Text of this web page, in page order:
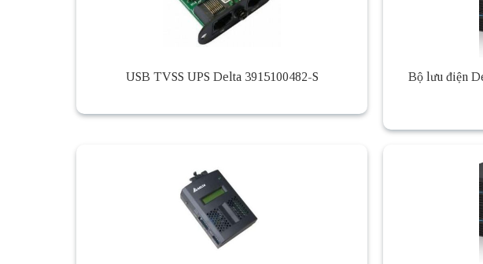
USB TVSS UPS Delta 3915100482-S
Bộ lưu điện